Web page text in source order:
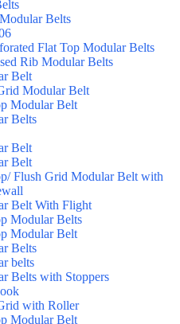
Belts
Flat Top Modular Belts
Rib Modular Belts
Belt
Modular Belt
Modular Belt
Belts
Belt
Belt
Flush Grid Modular Belt with
Belt With Flight
Modular Belts
Modular Belt
Belts
belts
Belts with Stoppers
with Roller
Modular Belt